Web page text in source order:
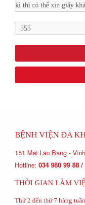
kì thì có thể xin giấy
555
BỆNH VIỆN ĐA
151 Mai Lão Bạng -
Hotline: 034 980 99 88
THỜI GIAN LÀM
Thứ 2 đến thứ 7 hàng tuần